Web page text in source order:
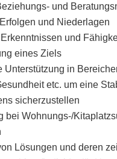
und
und Niederlagen
und
eines Ziels
Unterstützung in
etc. um eine
sicherzustellen
bei Wohnungs-/
Lösungen und deren